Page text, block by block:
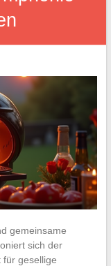
gemeinsame
sich der
gesellige